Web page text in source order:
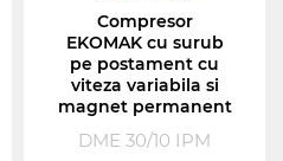
Compresor
EKOMAK cu surub
pe postament cu
viteza variabila si
magnet permanent
DME 30/10 IPM